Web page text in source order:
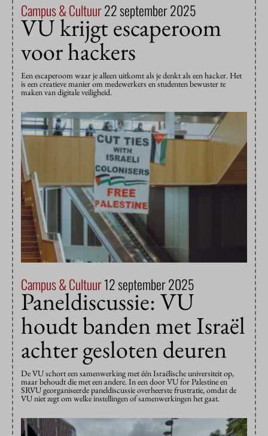
Campus & Cultuur22 september 2025
VU krijgt escaperoom
voor hackers
Een escaperoom waar je alleen uitkomt als je denkt als een hacker. Het
is een creatieve manier om medewerkers en studenten bewuster te
maken van digitale veiligheid.
Campus & Cultuur12 september 2025
Paneldiscussie: VU
houdt banden met Israël
achter gesloten deuren
De VU schort een samenwerking met één Israëlische universiteit op,
maar behoudt die met een andere. In een door VU for Palestine en
SRVU georganiseerde paneldiscussie overheerste frustratie, omdat de
VU niet zegt om welke instellingen of samenwerkingen het gaat.